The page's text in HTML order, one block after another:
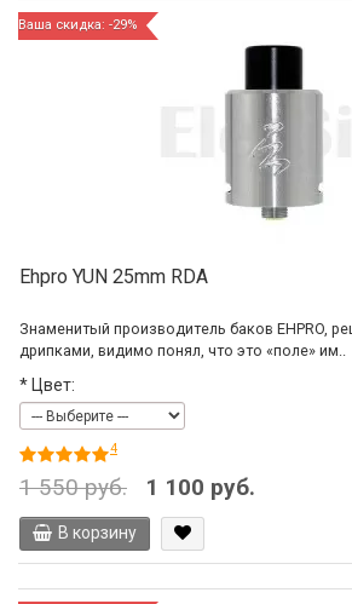
Ваша скидка: -29%
Ehpro YUN 25mm RDA
Знаменитый производитель баков EHPRO,
дрипками, видимо понял, что это «поле» им..
* Цвет:
4
1 550 руб. 1 100 руб.
В корзину